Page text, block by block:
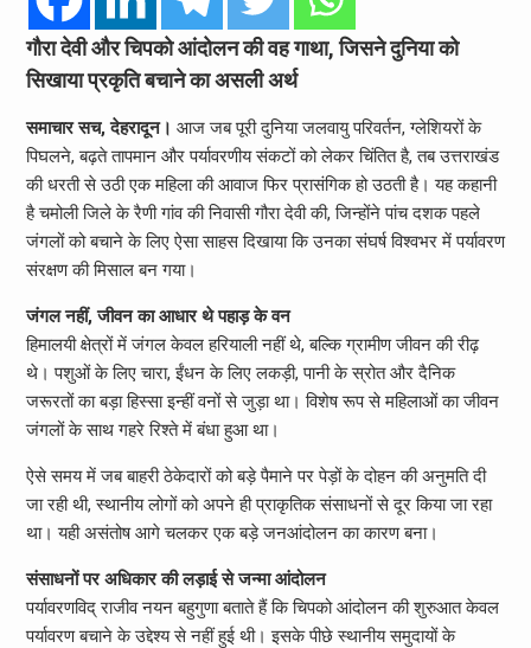
गौरा देवी और चिपको आंदोलन की वह गाथा, जिसने दुनिया को
सिखाया प्रकृति बचाने का असली अर्थ
समाचार सच, देहरादून। आज जब पूरी दुनिया जलवायु परिवर्तन, ग्लेशियरों के
पिघलने, बढ़ते तापमान और पर्यावरणीय संकटों को लेकर चिंतित है, तब उत्तराखंड
की धरती से उठी एक महिला की आवाज फिर प्रासंगिक हो उठती है। यह कहानी
है चमोली जिले के रैणी गांव की निवासी गौरा देवी की, जिन्होंने पांच दशक पहले
जंगलों को बचाने के लिए ऐसा साहस दिखाया कि उनका संघर्ष विश्वभर में पर्यावरण
संरक्षण की मिसाल बन गया।
जंगल नहीं, जीवन का आधार थे पहाड़ के वन
हिमालयी क्षेत्रों में जंगल केवल हरियाली नहीं थे, बल्कि ग्रामीण जीवन की रीढ़
थे। पशुओं के लिए चारा, ईंधन के लिए लकड़ी, पानी के स्रोत और दैनिक
जरूरतों का बड़ा हिस्सा इन्हीं वनों से जुड़ा था। विशेष रूप से महिलाओं का जीवन
जंगलों के साथ गहरे रिश्ते में बंधा हुआ था।
ऐसे समय में जब बाहरी ठेकेदारों को बड़े पैमाने पर पेड़ों के दोहन की अनुमति दी
जा रही थी, स्थानीय लोगों को अपने ही प्राकृतिक संसाधनों से दूर किया जा रहा
था। यही असंतोष आगे चलकर एक बड़े जनआंदोलन का कारण बना।
संसाधनों पर अधिकार की लड़ाई से जन्मा आंदोलन
पर्यावरणविद् राजीव नयन बहुगुणा बताते हैं कि चिपको आंदोलन की शुरुआत केवल
पर्यावरण बचाने के उद्देश्य से नहीं हुई थी। इसके पीछे स्थानीय समुदायों के